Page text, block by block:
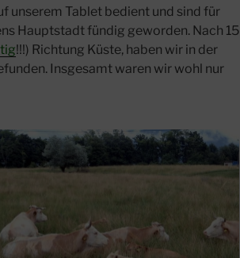
unserem Tablet bedient und sind für
Hauptstadt fündig geworden. Nach 15
!!!) Richtung Küste, haben wir in der
Insgesamt waren wir wohl nur